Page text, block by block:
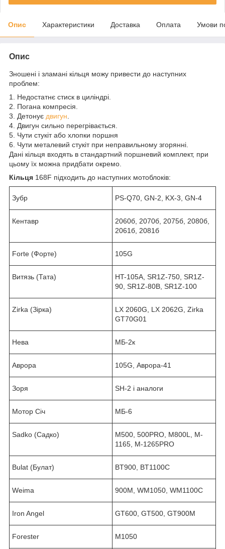
Опис Характеристики Доставка Оплата Умови
Опис
Зношені і зламані кільця можу привести до наступних
проблем:
1. Недостатнє стиск в циліндрі.
2. Погана компресія.
3. Детонує двигун
4. Двигун сильно перегрівається.
5. Чути стукіт або хлопки поршня
6. Чути металевий стукіт при неправильному згорянні.
Дані кільця входять в стандартний поршневий комплект, при
цьому їх можна придбати окремо.
Кільця 168F підходить до наступних мотоблоків:
Зубр PS-Q70, GN-2, KX-3, GN-4
Кентавр
2060б, 2070б, 2075б, 2080б,
2061б, 2081б
Forte (Форте) 105G
Витязь (Тата)
HT-105A, SR1Z-750, SR1Z-
90, SR1Z-80B, SR1Z-100
Zirka (Зірка)
LX 2060G, LX 2062G, Zirka
GT70G01
Нева МБ-2к
Аврора 105G, Аврора-41
Зоря SH-2 і аналоги
Мотор Січ МБ-6
Sadko (Садко)
M500, 500PRO, M800L, M-
1165, M-1265PRO
Bulat (Булат) BT900, BT1100C
Weima 900M, WM1050, WM1100C
Iron Angel GT600, GT500, GT900M
Forester M1050